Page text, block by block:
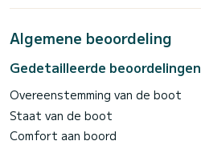
Algemene beoordeling
Gedetailleerde beoordelingen
Overeenstemming van de boot
Staat van de boot
Comfort aan boord